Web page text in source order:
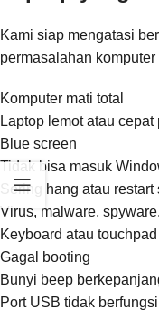
Kami siap mengatasi
permasalahan
Komputer mati total
Laptop lemot atau cepat
Blue screen
Tidak bisa masuk
Sering hang atau restart
Virus, malware,
Keyboard atau
Gagal booting
Bunyi beep
Port USB tidak berfungsi